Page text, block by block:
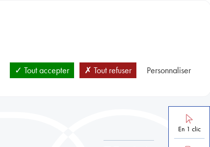
En 1 clic
Tout accepter Tout refuser
Personnaliser